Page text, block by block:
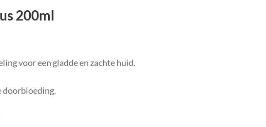
200ml
voor een gladde en zachte huid.
doorbloeding.